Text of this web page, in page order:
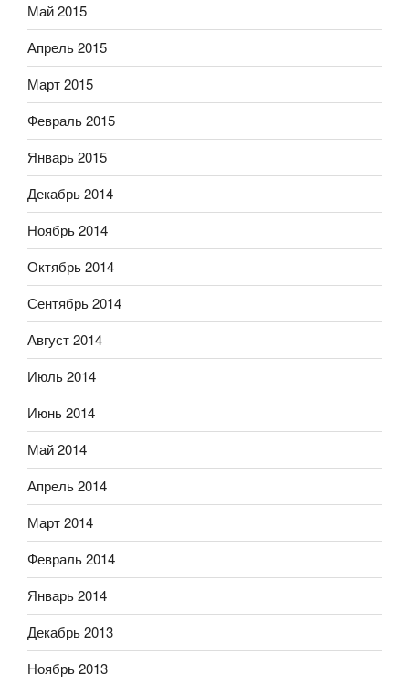
Май 2015
Апрель 2015
Март 2015
Февраль 2015
Январь 2015
Декабрь 2014
Ноябрь 2014
Октябрь 2014
Сентябрь 2014
Август 2014
Июль 2014
Июнь 2014
Май 2014
Апрель 2014
Март 2014
Февраль 2014
Январь 2014
Декабрь 2013
Ноябрь 2013